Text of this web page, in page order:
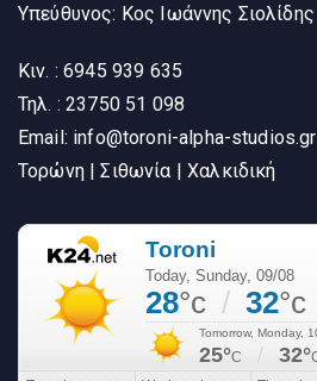
Υπεύθυνος: Κος Ιωάννης Σιολίδης
Κιν. : 6945 939 635
Τηλ. : 23750 51 098
Email: info@toroni-alpha-studios.gr
Τορώνη | Σιθωνία | Χαλκιδική